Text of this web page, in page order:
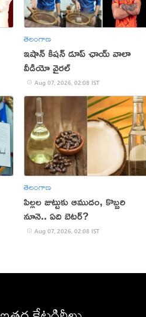
తెలంగాణ
ఇషాన్ కిషన్ డూప్ ఛాయ్ వాలా
వీడియో వైరల్
Aug 07, 2026, 02:08 IST
తెలంగాణ
పిల్లల జుట్టుకు ఆముదం, కొబ్బరి
నూనె.. ఏది బెటర్?
Aug 07, 2026, 02:08 IST